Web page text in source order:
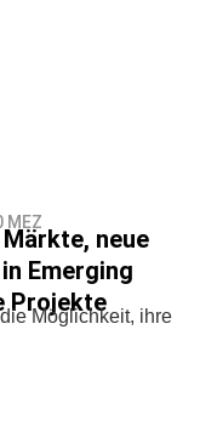
MEZ
neue
Emerging
Projekte
Möglichkeit, ihre